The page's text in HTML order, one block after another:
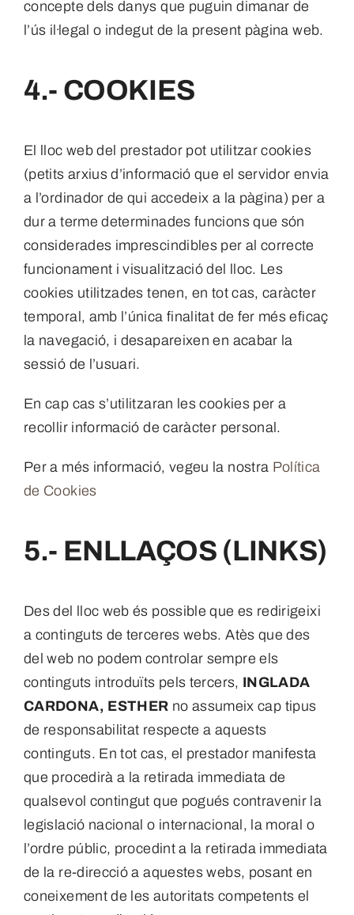
concepte dels danys que puguin dimanar de
l’ús il·legal o indegut de la present pàgina web.
4.- COOKIES
El lloc web del prestador pot utilitzar cookies
(petits arxius d’informació que el servidor envia
a l’ordinador de qui accedeix a la pàgina) per a
dur a terme determinades funcions que són
considerades imprescindibles per al correcte
funcionament i visualització del lloc. Les
cookies utilitzades tenen, en tot cas, caràcter
temporal, amb l’única finalitat de fer més eficaç
la navegació, i desapareixen en acabar la
sessió de l’usuari.
En cap cas s’utilitzaran les cookies per a
recollir informació de caràcter personal.
Per a més informació, vegeu la nostra Política
de Cookies
5.- ENLLAÇOS (LINKS)
Des del lloc web és possible que es redirigeixi
a continguts de terceres webs. Atès que des
del web no podem controlar sempre els
continguts introduïts pels tercers, INGLADA
CARDONA, ESTHER no assumeix cap tipus
de responsabilitat respecte a aquests
continguts. En tot cas, el prestador manifesta
que procedirà a la retirada immediata de
qualsevol contingut que pogués contravenir la
legislació nacional o internacional, la moral o
l’ordre públic, procedint a la retirada immediata
de la re-direcció a aquestes webs, posant en
coneixement de les autoritats competents el